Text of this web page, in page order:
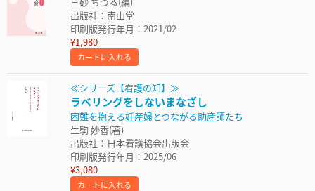
出版社：南山堂
印刷版発行年月：2021/02
¥1,980
カートに入れる
≪シリーズ【看護の知】≫
ラベリングをしないまなざし
困難を抱える妊産婦とつながる助産師たち
生駒 妙香(著)
出版社：日本看護協会出版会
印刷版発行年月：2025/06
¥3,080
カートに入れる